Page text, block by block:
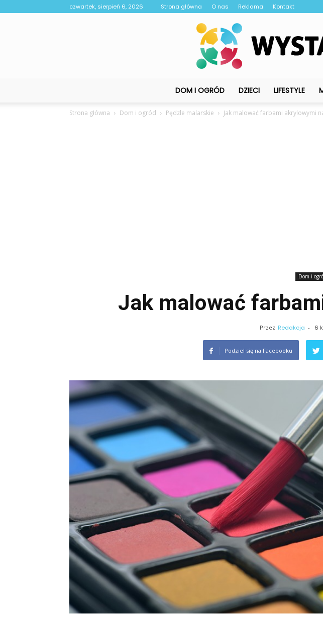
czwartek, sierpień 6, 2026 Strona główna O nas Reklama Kontakt
DOM I OGRÓD DZIECI LIFESTYLE
Strona główna Dom i ogród Pędzle malarskie Jak malować farbami akrylowymi
Dom i
Jak malować
Przez Redakcja - 6
Podziel się na Facebooku